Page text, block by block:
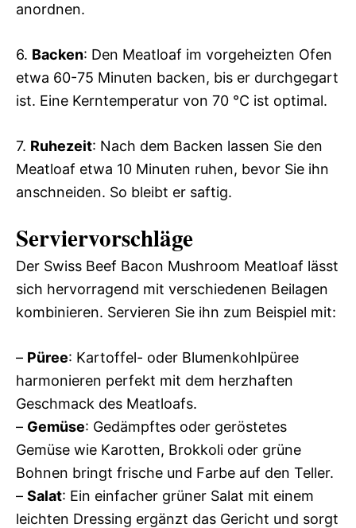
anordnen.
6. Backen: Den Meatloaf im vorgeheizten Ofen
etwa 60-75 Minuten backen, bis er durchgegart
ist. Eine Kerntemperatur von 70 °C ist optimal.
7. Ruhezeit: Nach dem Backen lassen Sie den
Meatloaf etwa 10 Minuten ruhen, bevor Sie ihn
anschneiden. So bleibt er saftig.
Serviervorschläge
Der Swiss Beef Bacon Mushroom Meatloaf lässt
sich hervorragend mit verschiedenen Beilagen
kombinieren. Servieren Sie ihn zum Beispiel mit:
– Püree: Kartoffel- oder Blumenkohlpüree
harmonieren perfekt mit dem herzhaften
Geschmack des Meatloafs.
– Gemüse: Gedämpftes oder geröstetes
Gemüse wie Karotten, Brokkoli oder grüne
Bohnen bringt frische und Farbe auf den Teller.
– Salat: Ein einfacher grüner Salat mit einem
leichten Dressing ergänzt das Gericht und sorgt